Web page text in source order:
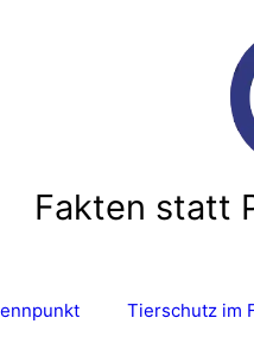
Fakten statt
Tierschutz im